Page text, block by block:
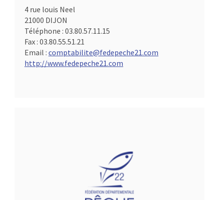
4 rue louis Neel
21000 DIJON
Téléphone : 03.80.57.11.15
Fax : 03.80.55.51.21
Email : comptabilite@fedepeche21.com
http://www.fedepeche21.com